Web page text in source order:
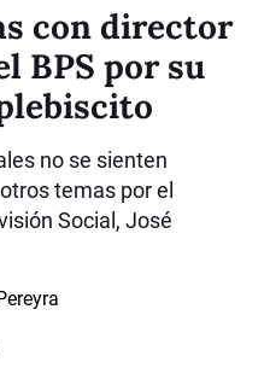
con director
BPS por su
no se sienten
temas por el
Social, José